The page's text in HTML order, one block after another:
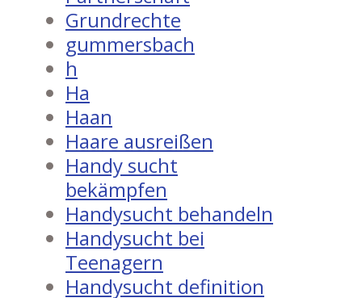
Grundrechte
gummersbach
h
Ha
Haan
Haare ausreißen
Handy sucht
bekämpfen
Handysucht behandeln
Handysucht bei
Teenagern
Handysucht definition